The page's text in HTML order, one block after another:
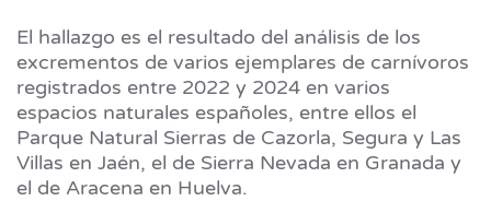
El hallazgo es el resultado del análisis de los
excrementos de varios ejemplares de carnívoros
registrados entre 2022 y 2024 en varios
espacios naturales españoles, entre ellos el
Parque Natural Sierras de Cazorla, Segura y Las
Villas en Jaén, el de Sierra Nevada en Granada y
el de Aracena en Huelva.